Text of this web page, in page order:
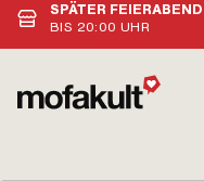
SPÄTER
BIS 20:00 UHR